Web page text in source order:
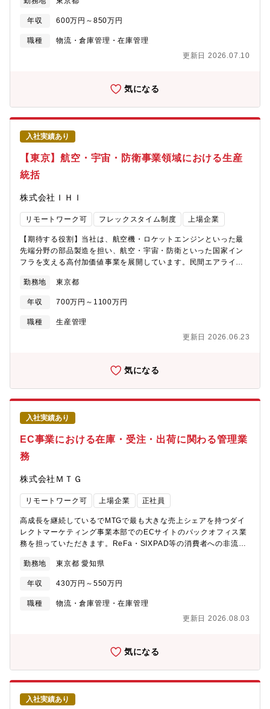
おります。創業70年以上が経過し、積み重ねてきた確かな実績や
す。縦割りの組織運営ではなく、変化へのスピーディーな対応や
行動力を重視してきた当社だからこそ、「安全安心な商品の提
ることが出来ています。【働き方/福利厚生】■中途採用者が9割以
続ベースアップ2023年4月には13,000円/月、2024年4月には
14,000円/月、2025年4月には15,000円/月、2026年4月には
15,000円■福利厚生：交替番手当や次世代育成手当など各種手当
の導入、退職金制度（DC）の開始など、働く社員への還元も随時
行っております。今後もより良い労働環境や成長環境の整備をグ
ループ全体で作り上げていきます。
社内関係者と連携し、安定的な製品供給を確保する ・担当SKUの
在庫水準および倉庫補充を最適化する ・計画プロセスおよび業務
効率の改善を推進する ・部門横断プロジェクトや各種イニシアチ
ブに貢献する ・輸送費削減およびコスト効率改善の機会を見出す
は今回のポジションで、Hillrom事業を担当します。もう1名は、
に参加し、状況報告をしていただきます（議論を行うレベルまで
は不要です）。詳細な議論については、Senior Managerがサポー
トします。
年収 600万円～850万円
職種
物流・倉庫管理・在庫管理
更新日 2026.07.10
気になる
入社実績あり
【東京】航空・宇宙・防衛事業領域における生産
統括
株式会社ＩＨＩ
リモートワーク可 フレックスタイム制度 上場企業
【期待する役割】当社は、航空機・ロケットエンジンといった最
先端分野の部品製造を担い、航空・宇宙・防衛といった国家イン
フラを支える高付加価値事業を展開しています。民間エアライン
ロケットエンジン部品など、多様な顧客・用途に向けた製品を手
掛けており、品質・納期・コストすべての面で高いレベルが求め
られる領域です。本求人の配属先は、これら航空・宇宙・防衛事
業領域の「生産拠点を取りまとめる司令塔部門」です。複数の事
ながら、生産計画の立案からサプライチェーン全体の仕組みづく
役割を果たしています。「受注状況や顧客の需要動向を踏まえた
生産・実行計画の策定」「各工場への生産割り付けやMAKE／
BUY判断を含む新規工事の取りまとめ」「事業部・生産センター
間の課題調整と解決策の企画・推進」「サプライチェーン全体の
仕組み構築・改善と、関係部門を巻き込んだ改善活動の牽引」と
いった業務をつうじて、全社の生産を俯瞰しながら、安定供給と
生産性向上を両立させる役割をご担当いただきます。【具体的に
は】入社後、以下の業務を中心にご担当いただきます。■生産計
画・実行計画の立案と工事完遂に向けた支援・顧客（民間エアラ
予測に基づいた中長期・短期の生産計画の策定・各工場の生産能
力（人員・設備・負荷状況）を考慮した実行計画の立案・生産進
捗のモニタリング、遅延リスクの早期把握と対策立案■新規工事の
新規案件や派生工事に対する、生産センター内の対応方針の検
討・内製（MAKE）と外注（BUY）の最適な組み合わせ検討・製
品特性・必要技術・コスト・リードタイムを踏まえた担当工場の
決定■事業部と生産センターにまたがる課題解決に向けた調整・施
場の間に生じるギャップの可視化・品質・納期・コストのバラン
の構築および改善・「モノと情報」の流れ（受注～生産～出荷～
納品）を一気通貫で捉えた、サプライチェーンの設計・見直し・
柔軟な対応強化・工場間・関係会社をまたぐ生産負荷の最適配
想定（事情等によって相談可）【募集背景】事業拡大に伴う、組
勤務地 東京都
年収 700万円～1100万円
職種
生産管理
更新日 2026.06.23
気になる
入社実績あり
EC事業における在庫・受注・出荷に関わる管理業
務
株式会社ＭＴＧ
リモートワーク可 上場企業 正社員
高成長を継続しているでMTGで最も大きな売上シェアを持つダイ
レクトマーケティング事業本部でのECサイトのバックオフィス業
務を担っていただきます。ReFa・SIXPAD等の消費者への非流通
ックオフィス業務の強化が必要です。保守的な役割はもちろんの
こと、売上を作るための取り組みや企画の立案も行っており、お
客様目線でカスタマーファーストを実現できるようカスタマーサ
ポート部門との連携や、施策実施における社内調整として関連部
す。【具体的な仕事内容】自社最大の売上規模を誇るDM事業の在
庫管理＞・販売チャネル毎の所要数の算出、各システムへの在庫
設定・各種在庫管理帳票の更新・他部門との在庫調整・各種改善
策の立案・実行＜受注・出荷＞・注文データチェックおよびロジ
スティクス部への出荷指示連携等のコミュニケーション・資材発
注・管理・出荷計画策定・配送品質改善策等の立案・実行【今後
のキャリア】業務領域が広いため、まずは全体感の理解を進めて
勤務地 東京都 愛知県
年収 430万円～550万円
職種
物流・倉庫管理・在庫管理
更新日 2026.08.03
気になる
入社実績あり